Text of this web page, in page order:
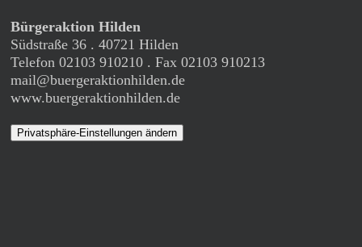
Bürgeraktion Hilden
Südstraße 36 . 40721 Hilden
Telefon 02103 910210 . Fax 02103 910213
mail@buergeraktionhilden.de
www.buergeraktionhilden.de
Privatsphäre-Einstellungen ändern